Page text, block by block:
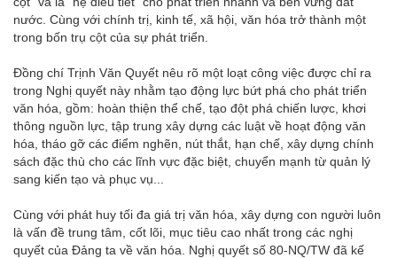
nước. Cùng với chính trị, kinh tế, xã hội, văn hóa trở thành một
trong bốn trụ cột của sự phát triển.
Đồng chí Trịnh Văn Quyết nêu rõ một loạt công việc được chỉ ra
trong Nghị quyết này nhằm tạo động lực bứt phá cho phát triển
văn hóa, gồm: hoàn thiện thể chế, tạo đột phá chiến lược, khơi
thông nguồn lực, tập trung xây dựng các luật về hoạt động văn
hóa, tháo gỡ các điểm nghẽn, nút thắt, hạn chế, xây dựng chính
sách đặc thù cho các lĩnh vực đặc biệt, chuyển mạnh từ quản lý
sang kiến tạo và phục vụ...
Cùng với phát huy tối đa giá trị văn hóa, xây dựng con người luôn
là vấn đề trung tâm, cốt lõi, mục tiêu cao nhất trong các nghị
quyết của Đảng ta về văn hóa. Nghị quyết số 80-NQ/TW đã kế